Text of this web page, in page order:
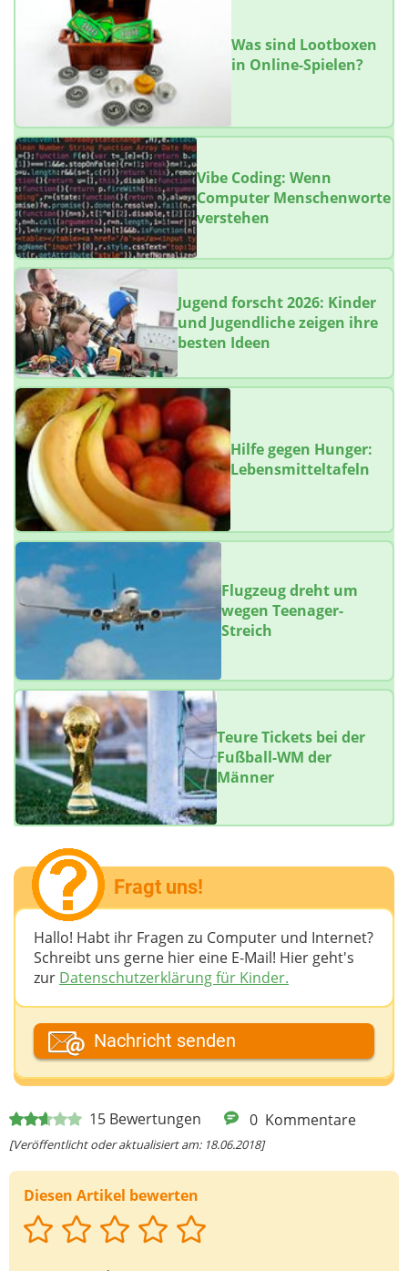
15 Bewertungen 0 Kommentare
[Veröffentlicht oder aktualisiert am: 18.06.2018]
Diesen Artikel bewerten
Was sind Lootboxen
in Online-Spielen?
Vibe Coding: Wenn
Computer Menschenworte
verstehen
Jugend forscht 2026: Kinder
und Jugendliche zeigen ihre
besten Ideen
Hilfe gegen Hunger:
Lebensmitteltafeln
Flugzeug dreht um
wegen Teenager-
Streich
Teure Tickets bei der
Fußball-WM der
Männer
Fragt uns!
Hallo! Habt ihr Fragen zu Computer und Internet?
Schreibt uns gerne hier eine E-Mail! Hier geht's
zur Datenschutzerklärung für Kinder.
Dein Fantasiename
Deine E-Mail-Adresse (wenn du eine Antwort
möchtest)
Deine Nachricht
Nachricht senden